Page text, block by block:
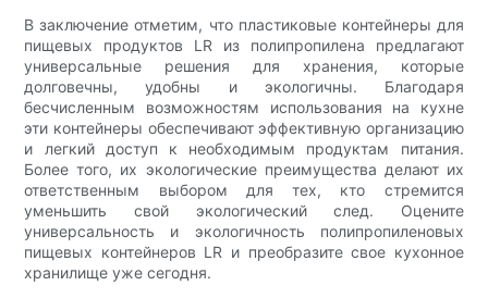
В заключение отметим, что пластиковые контейнеры для
пищевых продуктов LR из полипропилена предлагают
универсальные решения для хранения, которые
долговечны, удобны и экологичны. Благодаря
бесчисленным возможностям использования на кухне
эти контейнеры обеспечивают эффективную организацию
и легкий доступ к необходимым продуктам питания.
Более того, их экологические преимущества делают их
ответственным выбором для тех, кто стремится
уменьшить свой экологический след. Оцените
универсальность и экологичность полипропиленовых
пищевых контейнеров LR и преобразите свое кухонное
хранилище уже сегодня.